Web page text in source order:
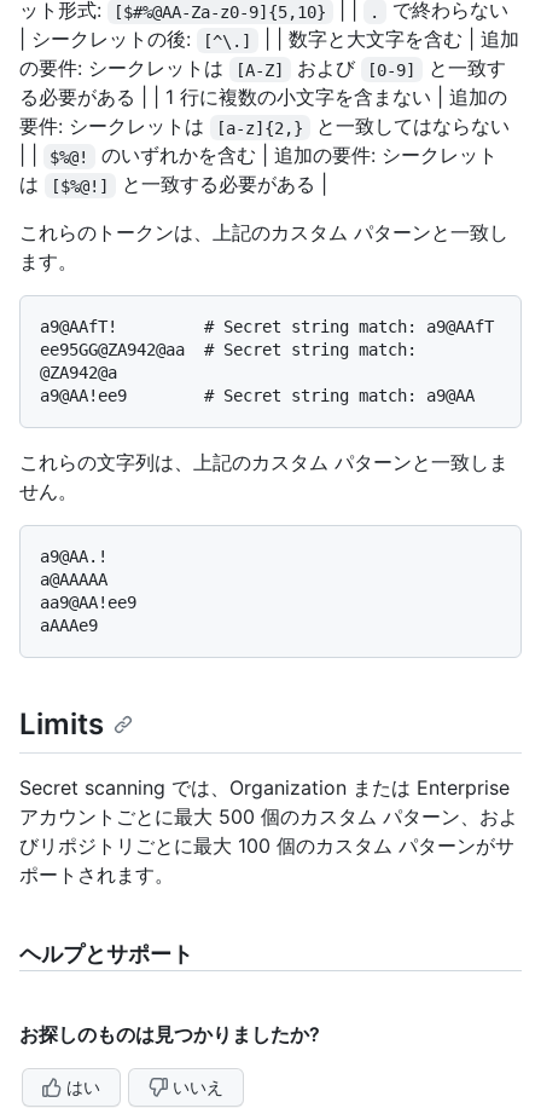
ット形式:
[$#%@AA-Za-z0-9]{5,10} .
で終わらない
| シークレットの後:
[^\.]
| | 数字と大文字を含む | 追加
の要件: シークレットは
[A-Z] および [0-9]
と一致す
る必要がある | | 1 行に複数の小文字を含まない | 追加の
要件: シークレットは
[a-z]{2,}
と一致してはならない
$%@!
のいずれかを含む | 追加の要件: シークレット
は
[$%@!]
と一致する必要がある |
これらのトークンは、上記のカスタム パターンと一致し
ます。
a9@AAfT!         # Secret string match: a9@AAfT
ee95GG@ZA942@aa  # Secret string match:
@ZA942@a
これらの文字列は、上記のカスタム パターンと一致しま
せん。
a9@AA.!
a@AAAAA
aa9@AA!ee9
Limits
Secret scanning では、Organization または Enterprise
アカウントごとに最大 500 個のカスタム パターン、およ
びリポジトリごとに最大 100 個のカスタム パターンがサ
ポートされます。
ヘルプとサポート
お探しのものは見つかりましたか?
はい いいえ